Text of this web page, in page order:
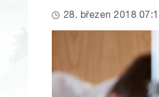
28. březen 2018